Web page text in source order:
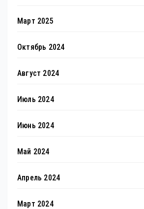
Март 2025
Октябрь 2024
Август 2024
Июль 2024
Июнь 2024
Май 2024
Апрель 2024
Март 2024